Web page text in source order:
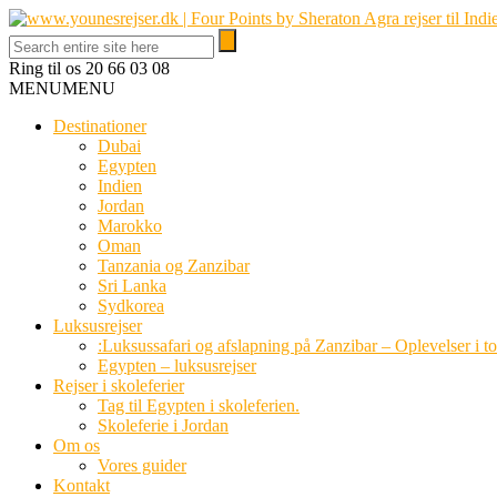
Ring til os 20 66 03 08
MENUMENU
Destinationer
Dubai
Egypten
Indien
Jordan
Marokko
Oman
Tanzania og Zanzibar
Sri Lanka
Sydkorea
Luksusrejser
:Luksussafari og afslapning på Zanzibar – Oplevelser i
Egypten – luksusrejser
Rejser i skoleferier
Tag til Egypten i skoleferien.
Skoleferie i Jordan
Om os
Vores guider
Kontakt